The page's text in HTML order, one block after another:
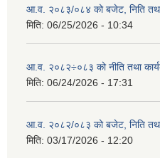
आ.व. २०८३/०८४ को बजेट, निति
मिति: 06/25/2026 - 10:34
आ.व. २०८२÷०८३ को नीति तथा
मिति: 06/24/2026 - 17:31
आ.व. २०८२/०८३ को बजेट, निति
मिति: 03/17/2026 - 12:20